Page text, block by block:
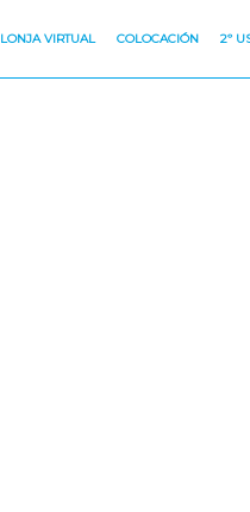
LONJA VIRTUAL COLOCACIÓN 2º